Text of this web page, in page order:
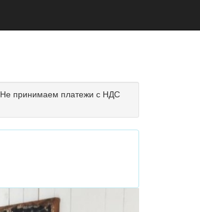
Не принимаем платежи с НДС